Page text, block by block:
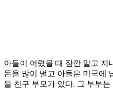
아들이 어렸을 때 잠깐 알고 지
돈을 많이 벌고 아들은 미국에
들 친구 부모가 있다. 그 부부